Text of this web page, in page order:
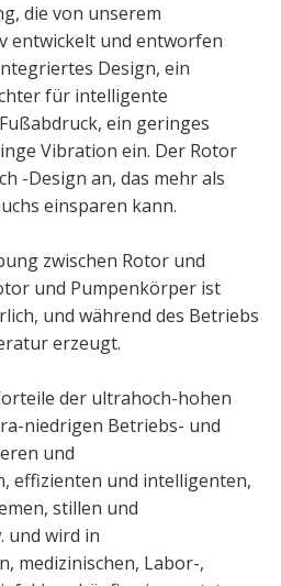
die von unserem
entwickelt und entworfen
Design, ein
für intelligente
ein geringes
Vibration ein. Der Rotor
-Design an, das mehr als
einsparen kann.
zwischen Rotor und
und Pumpenkörper ist
und während des Betriebs
erzeugt.
der ultrahoch-hohen
niedrigen Betriebs- und
und
effizienten und intelligenten,
stillen und
und wird in
medizinischen, Labor-,